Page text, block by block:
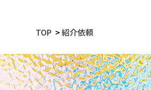
TOP 紹介依頼